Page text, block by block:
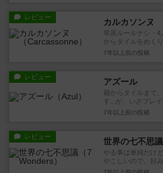
レビュー カルカソンヌ
草原ルールナシ・4
からタイルをめく
7年以上前 の投稿
レビュー アズール
箱からタイルまで
す...が、いざプレ
7年以上前 の投稿
レビュー 世界の七不思議
やる事は単純だけ
やこしいので、好